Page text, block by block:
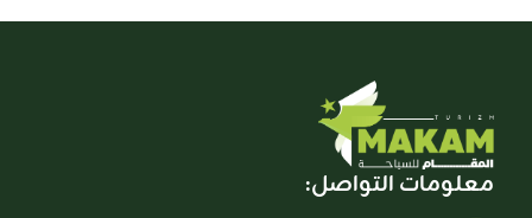
معلومات التواصل: